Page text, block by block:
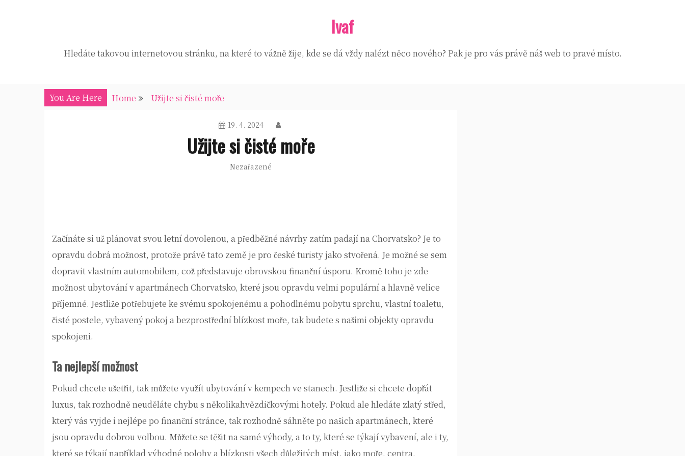
Ivaf
Hledáte takovou internetovou stránku, na které to vážně žije, kde se dá vždy nalézt něco nového? Pak je pro vás právě náš web to pravé místo.
You Are Here Home Užijte si čisté moře
19. 4. 2024
Užijte si čisté moře
Nezařazené
Začínáte si už plánovat svou letní dovolenou, a předběžné návrhy zatím padají na Chorvatsko? Je to
opravdu dobrá možnost, protože právě tato země je pro české turisty jako stvořená. Je možné se sem
dopravit vlastním automobilem, což představuje obrovskou finanční úsporu. Kromě toho je zde
možnost ubytování vapartmánech Chorvatsko, které jsou opravdu velmi populární a hlavně velice
příjemné. Jestliže potřebujete ke svému spokojenému a pohodlnému pobytu sprchu, vlastní toaletu,
čisté postele, vybavený pokoj a bezprostřední blízkost moře, tak budete s našimi objekty opravdu
spokojeni.
Ta nejlepší možnost
Pokud chcete ušetřit, tak můžete využít ubytování v kempech ve stanech. Jestliže si chcete dopřát
luxus, tak rozhodně neuděláte chybu s několikahvězdičkovými hotely. Pokud ale hledáte zlatý střed,
který vás vyjde i nejlépe po finanční stránce, tak rozhodně sáhněte po našich apartmánech, které
jsou opravdu dobrou volbou. Můžete se těšit na samé výhody, a to ty, které se týkají vybavení, ale i ty,
které se týkají například výhodné polohy a blízkosti všech důležitých míst, jako moře, centra,